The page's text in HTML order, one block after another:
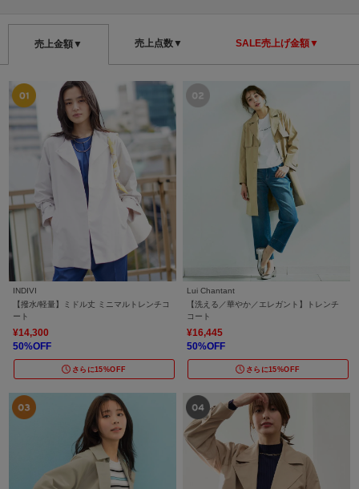
売上金額▼ 売上点数▼ SALE売上げ金額▼
INDIVI
【撥水/軽量】ミドル丈 ミニマルトレンチコ
ート
¥14,300
50%OFF
さらに15%OFF
Lui Chantant
【洗える／華やか／エレガント】トレンチ
コート
¥16,445
50%OFF
さらに15%OFF